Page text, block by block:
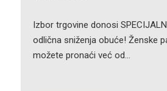
Izbor trgovine donosi
odlična sniženja obuće! Ženske
možete pronaći već od…